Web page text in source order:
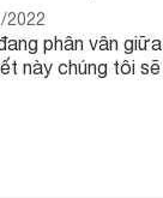
2022
phân vân
này chúng tôi